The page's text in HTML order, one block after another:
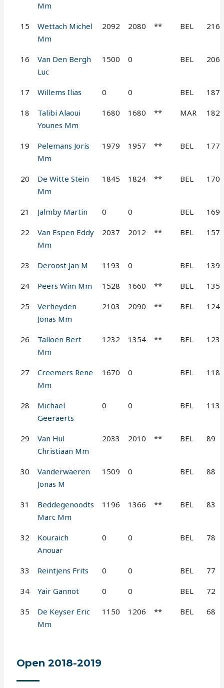
Mm
15
Wettach Michel
Mm
2092 2080 ** BEL 216
16
Van Den Bergh
Luc
1500 0 BEL 206
17 Willems Ilias 0 0 BEL 187
18
Talibi Alaoui
Younes Mm
1680 1680 ** MAR 182
19
Pelemans Joris
Mm
1979 1957 ** BEL 177
20
De Witte Stein
Mm
1845 1824 ** BEL 170
21 Jalmby Martin 0 0 BEL 169
22
Van Espen Eddy
Mm
2037 2012 ** BEL 157
23 Deroost Jan M 1193 0 BEL 139
24 Peers Wim Mm 1528 1660 ** BEL 135
25
Verheyden
Jonas Mm
2103 2090 ** BEL 124
26
Talloen Bert
Mm
1232 1354 ** BEL 123
27
Creemers Rene
Mm
1670 0 BEL 118
28
Michael
Geeraerts
0 0 BEL 113
29
Van Hul
Christiaan Mm
2033 2010 ** BEL 89
30
Vanderwaeren
Jonas M
1509 0 BEL 88
31
Beddegenoodts
Marc Mm
1196 1366 ** BEL 83
32
Kouraich
Anouar
0 0 BEL 78
33 Reintjens Frits 0 0 BEL 77
34 Yair Gannot 0 0 BEL 72
35
De Keyser Eric
Mm
1150 1206 ** BEL 68
Open 2018-2019